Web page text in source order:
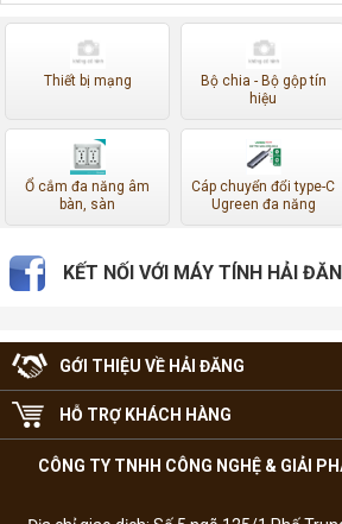
Thiết bị mạng
Bộ chia - Bộ gộp tín
hiệu
Ổ cắm đa năng âm
bàn, sàn
Cáp chuyển đổi type-C
Ugreen đa năng
KẾT NỐI VỚI MÁY TÍNH HẢI
GỚI THIỆU VỀ HẢI ĐĂNG
HỖ TRỢ KHÁCH HÀNG
CÔNG TY TNHH CÔNG NGHỆ & GIẢI